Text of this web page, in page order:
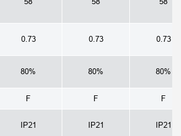
0.73 0.73 0.73
80% 80% 80%
F F F
IP21 IP21 IP21